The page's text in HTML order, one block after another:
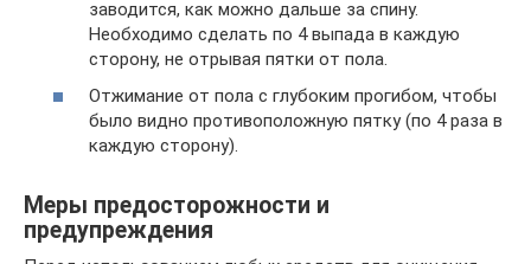
заводится, как можно дальше за спину.
Необходимо сделать по 4 выпада в каждую
сторону, не отрывая пятки от пола.
Отжимание от пола с глубоким прогибом, чтобы
было видно противоположную пятку (по 4 раза в
каждую сторону).
Меры предосторожности и
предупреждения